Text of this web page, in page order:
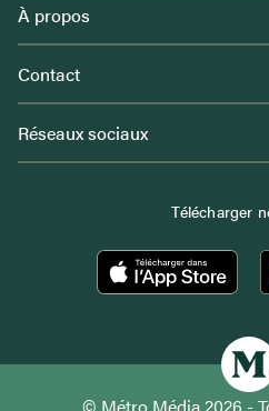
À propos
Contact
Réseaux sociaux
Télécharger
© Métro Média 2026 -